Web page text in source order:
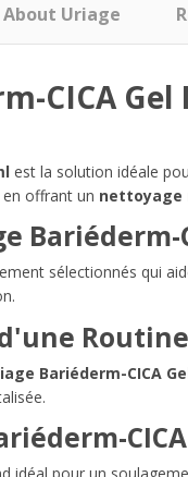
About Uriage
CICA
est la solution idéale
offrant un nettoyage
Bariéderm-
sélectionnés qui
Bariéderm-CICA
CICA